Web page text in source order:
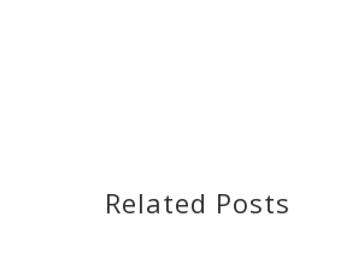
Related Posts